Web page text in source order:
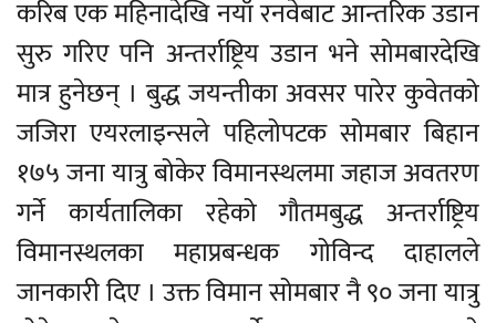
करिब एक महिनादेखि नयाँ रनवेबाट आन्तरिक उडान
सुरु गरिए पनि अन्तर्राष्ट्रिय उडान भने सोमबारदेखि
मात्र हुनेछन् । बुद्ध जयन्तीका अवसर पारेर कुवेतको
जजिरा एयरलाइन्सले पहिलोपटक सोमबार बिहान
१७५ जना यात्रु बोकेर विमानस्थलमा जहाज अवतरण
गर्ने कार्यतालिका रहेको गौतमबुद्ध अन्तर्राष्ट्रिय
विमानस्थलका महाप्रबन्धक गोविन्द दाहालले
जानकारी दिए । उक्त विमान सोमबार नै ९० जना यात्रु